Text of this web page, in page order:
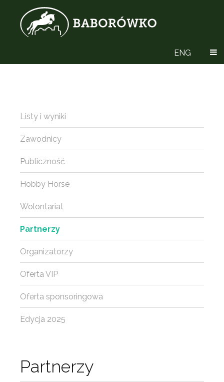
ENG
Partnerzy
Listy i wyniki
Zawodnicy
Publiczność
Hobby Horse
Wolontariat
Partnerzy
Organizatorzy
Oferta VIP
Oferta sponsoringowa
Edycja 2025